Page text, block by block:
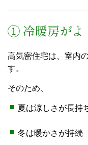
① 冷暖房がよ
高気密住宅は、室内
す。
そのため、
夏は涼しさが長持
冬は暖かさが持続